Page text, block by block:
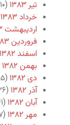
تیر ۱۳۸۳
(۱۰)
خرداد ۱۳۸۳
اردیبهشت ۱۳۸۳
فروردین ۱۳۸۳
اسفند ۱۳۸۲
بهمن ۱۳۸۲
دی ۱۳۸۲
(۱۵)
آذر ۱۳۸۲
(۳۶)
آبان ۱۳۸۲
(۴۱)
مهر ۱۳۸۲
(۳۷)